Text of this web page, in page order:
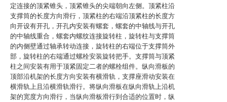
定连接的顶紧锥头，顶紧锥头的尖端朝向左侧。顶紧柱沿
支撑筒的长度方向滑行，顶紧柱的右端沿顶紧柱的长度方
向开设有开孔，开孔内安装有螺套，螺套的中轴线与开孔
的中轴线重合，螺套内螺纹连接旋转柱，旋转柱与支撑筒
的内侧壁通过轴承转动连接，旋转柱的右端位于支撑筒外
部，旋转柱的右端通过螺栓安装旋转把手。支撑筒与顶紧
柱之间安装有用于顶紧固定二者的螺栓组件。纵向滑板的
顶部沿机架的长度方向安装有横滑轨，支撑座滑动安装在
横滑轨上且沿横滑轨滑行。将纵向滑板在纵向滑轨上沿机
架的宽度方向滑行，当纵向滑板滑行到合适的位置时，纵